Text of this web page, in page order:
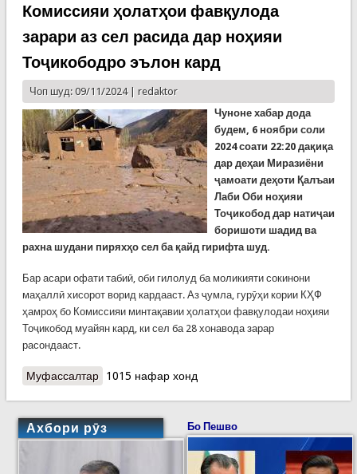
ҳушдорҳо тавваҷҷуҳ намекунанд!
Комиссияи ҳолатҳои фавқулода
зарари аз сел расида дар ноҳияи
Тоҷикободро эълон кард
Чоп шуд: 09/11/2024 | redaktor
Чуноне хабар дода
будем, 6 ноябри соли
2024 соати 22:20 дақиқа
дар деҳаи Миразиёни
ҷамоати деҳоти Қалъаи
Лаби Оби ноҳияи
Тоҷикобод дар натиҷаи
боришоти шадид ва
рахна шудани пиряхҳо сел ба қайд гирифта шуд.
Бар асари офати табиӣ, оби гилолуд ба моликияти сокинони
маҳаллӣ хисорот ворид кардааст. Аз ҷумла, гурӯҳи кории КҲФ
ҳамроҳ бо Комиссияи минтақавии ҳолатҳои фавқулодаи ноҳияи
Тоҷикобод муайян кард, ки сел ба 28 хонавода зарар
расондааст.
Муфассалтаро Комиссияи ҳолатҳои фавқулода зарари аз сел
1015 нафар хонд
Ахбори рӯз Бо Пешво